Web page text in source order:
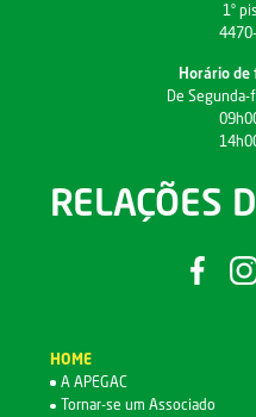
1º
Horário de
De
RELAÇÕES
HOME
A APEGAC
Tornar-se um Associado